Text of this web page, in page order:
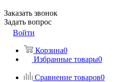
Заказать звонок
Задать вопрос
Войти
Корзина0
Избранные товары0
Сравнение товаров0